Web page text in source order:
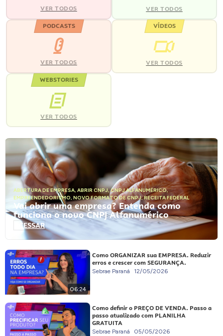
VER TODOS VER TODOS
PODCASTS
VER TODOS
VÍDEOS
VER TODOS
WEBSTORIES
VER TODOS
ABERTURA DE EMPRESA, ABRIR CNPJ,CNPJ ALFANUMÉRICO,
EMPREENDEDORISMO, NOVO FORMATO DE CNPJ,RECEITA FEDERAL
Vai abrir uma empresa? Entenda como
funciona o novo CNPJ Alfanumérico
ACESSAR
06:24
Como ORGANIZAR sua EMPRESA. Reduzir
erros e crescer com SEGURANÇA.
Sebrae Paraná 12/05/2026
Como definir o PREÇO DE VENDA. Passo a
passo atualizado com PLANILHA
GRATUITA
Sebrae Paraná 05/05/2026